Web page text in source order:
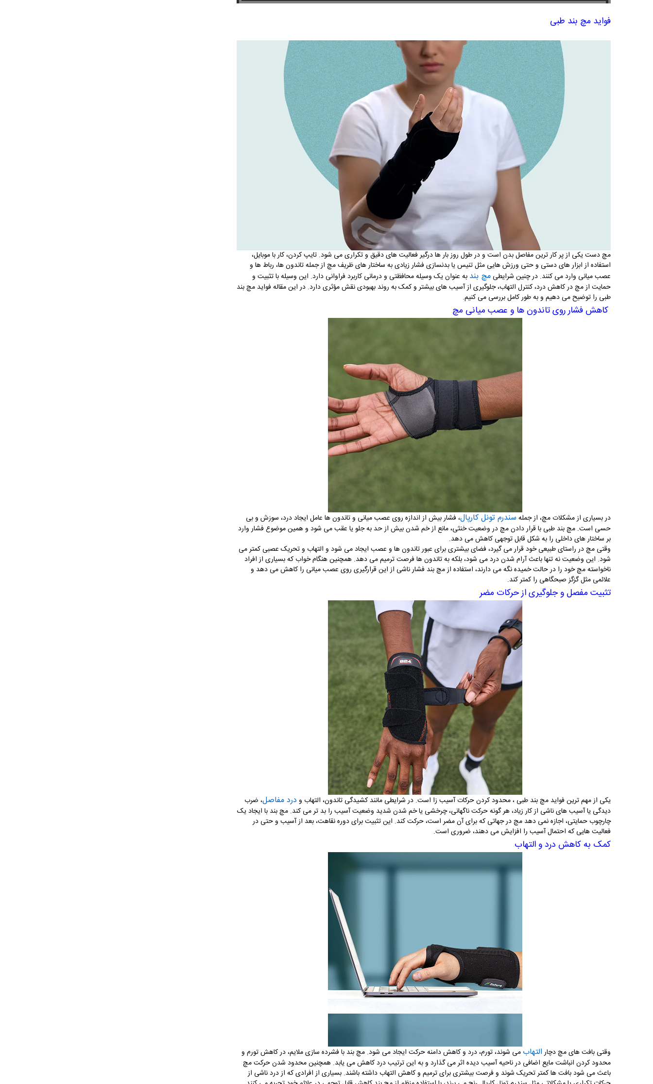
فواید مچ بند طبی
مچ دست یکی از پر کار ترین مفاصل بدن است و در طول روز بار ها درگیر فعالیت های دقیق و تکراری می شود. تایپ کردن، کار با موبایل،
استفاده از ابزار های دستی و حتی ورزش هایی مثل تنیس یا بدنسازی فشار زیادی به ساختار های ظریف مچ از جمله تاندون ها، رباط ها و
عصب میانی وارد می کنند. در چنین شرایطی مچ بند به عنوان یک وسیله محافظتی و درمانی کاربرد فراوانی دارد. این وسیله با تثبیت و
حمایت از مچ در کاهش درد، کنترل التهاب، جلوگیری از آسیب های بیشتر و کمک به روند بهبودی نقش مؤثری دارد. در این مقاله فواید مچ بند
طبی را توضیح می دهیم و به طور کامل بررسی می کنیم.
کاهش فشار روی تاندون ها و عصب میانی مچ
در بسیاری از مشکلات مچ، از جمله سندرم تونل کارپال، فشار بیش از اندازه روی عصب میانی و تاندون ها عامل ایجاد درد، سوزش و بی
حسی است. مچ بند طبی با قرار دادن مچ در وضعیت خنثی، مانع از خم شدن بیش از حد به جلو یا عقب می شود و همین موضوع فشار وارد
بر ساختار های داخلی را به شکل قابل توجهی کاهش می دهد.
وقتی مچ در راستای طبیعی خود قرار می گیرد، فضای بیشتری برای عبور تاندون ها و عصب ایجاد می شود و التهاب و تحریک عصبی کمتر می
شود. این وضعیت نه تنها باعث آرام شدن درد می شود، بلکه به تاندون ها فرصت ترمیم می دهد. همچنین هنگام خواب که بسیاری از افراد
ناخواسته مچ خود را در حالت خمیده نگه می دارند، استفاده از مچ بند فشار ناشی از این قرارگیری روی عصب میانی را کاهش می دهد و
علائمی مثل گزگز صبحگاهی را کمتر کند.
تثبیت مفصل و جلوگیری از حرکات مضر
یکی از مهم ترین فواید مچ بند طبی ، محدود کردن حرکات آسیب زا است. در شرایطی مانند کشیدگی تاندون، التهاب و درد مفاصل، ضرب
دیدگی یا آسیب های ناشی از کار زیاد، هر گونه حرکت ناگهانی، چرخشی یا خم شدن شدید وضعیت آسیب را بد تر می کند. مچ بند با ایجاد یک
چارچوب حمایتی، اجازه نمی دهد مچ در جهاتی که برای آن مضر است، حرکت کند. این تثبیت برای دوره نقاهت، بعد از آسیب و حتی در
فعالیت هایی که احتمال آسیب را افزایش می دهند، ضروری است.
کمک به کاهش درد و التهاب
وقتی بافت های مچ دچارالتهاب می شوند، تورم، درد و کاهش دامنه حرکت ایجاد می شود. مچ بند با فشرده سازی ملایم، در کاهش تورم و
محدود کردن انباشت مایع اضافی در ناحیه آسیب دیده اثر می گذارد و به این ترتیب درد کاهش می یابد. همچنین محدود شدن حرکت مچ
باعث می شود بافت ها کمتر تحریک شوند و فرصت بیشتری برای ترمیم و کاهش التهاب داشته باشند. بسیاری از افرادی که از درد ناشی از